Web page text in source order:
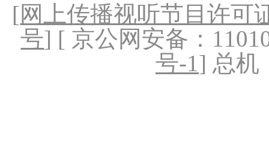
[网上传播视听节目许可
号] [ 京公网安备：
号-1] 总机